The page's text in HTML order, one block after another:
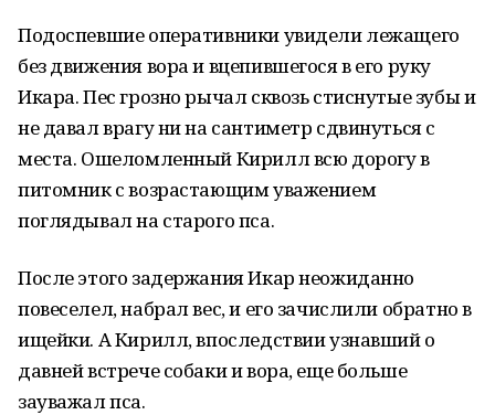
Подоспевшие оперативники увидели лежащего
без движения вора и вцепившегося в его руку
Икара. Пес грозно рычал сквозь стиснутые зубы и
не давал врагу ни на сантиметр сдвинуться с
места. Ошеломленный Кирилл всю дорогу в
питомник с возрастающим уважением
поглядывал на старого пса.
После этого задержания Икар неожиданно
повеселел, набрал вес, и его зачислили обратно в
ищейки. А Кирилл, впоследствии узнавший о
давней встрече собаки и вора, еще больше
зауважал пса.